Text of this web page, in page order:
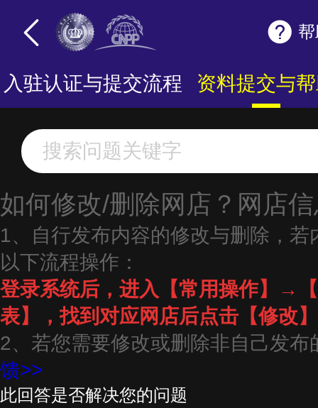
入驻认证与提交流程 资料提交与
如何修改/删除网店？网店
1、自行发布内容的修改与删除，
以下流程操作：
登录系统后，进入【常用操作】→
表】，找到对应网店后点击【修改
2、若您需要修改或删除非自己发布
馈>>
此回答是否解决您的问题